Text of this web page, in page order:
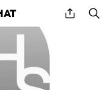
share